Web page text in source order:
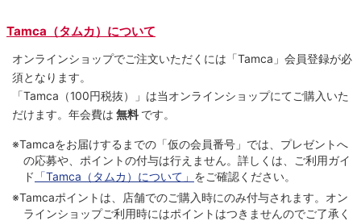
Tamca（タムカ）について
オンラインショップでご注⽂いただくには「Tamca」会員登録が必
須となります。
「Tamca （100円税抜）
」は当オンラインショップにてご購⼊いた
だけます。 年会費は 無料 です。
※Tamcaをお届けするまでの「仮の会員番号」では、プレゼントへ
の応募や、ポイントの付与は⾏えません。詳しくは、ご利⽤ガイ
ド 「Tamca（タムカ）について」 をご確認ください。
※Tamcaポイントは、店舗でのご購⼊時にのみ付与されます。オン
ラインショップご利用時にはポイントはつきませんのでご了承く